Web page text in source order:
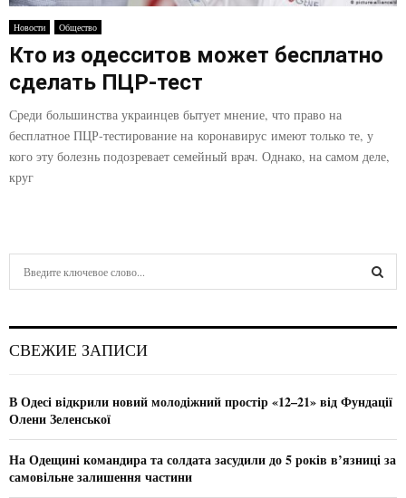
E
N
U
Новости Общество
Кто из одесситов может бесплатно
сделать ПЦР-тест
Среди большинства украинцев бытует мнение, что право на
бесплатное ПЦР-тестирование на коронавирус имеют только те, у
кого эту болезнь подозревает семейный врач. Однако, на самом деле,
круг
h
o
r
C
СВЕЖИЕ ЗАПИСИ
В Одесі відкрили новий молодіжний простір «12–21» від Фундації
Олени Зеленської
На Одещині командира та солдата засудили до 5 років в’язниці за
самовільне залишення частини